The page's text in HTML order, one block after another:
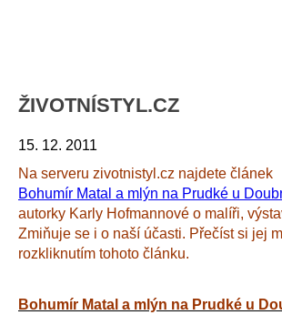
ŽIVOTNÍSTYL.CZ
15. 12. 2011
Na serveru zivotnistyl.cz najdete článek
Bohumír Matal a mlýn na Prudké u
autorky Karly Hofmannové o malíři,
Zmiňuje se i o naší účasti. Přečíst si jej
rozkliknutím tohoto článku.
Bohumír Matal a mlýn na Prudké u